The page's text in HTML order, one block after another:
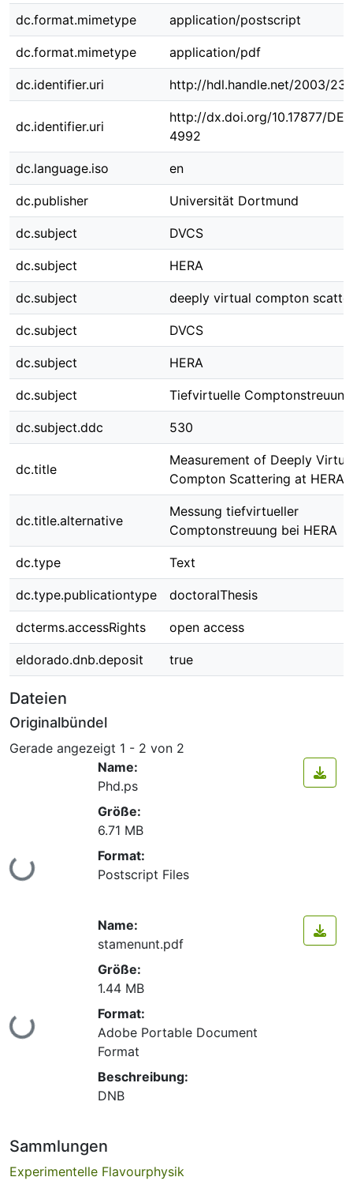
dc.format.mimetype application/postscript
dc.format.mimetype application/pdf
dc.identifier.uri http://hdl.handle.net/2003/
dc.identifier.uri
http://dx.doi.org/10.17877/
4992
dc.language.iso en
dc.publisher Universität Dortmund
dc.subject DVCS
dc.subject HERA
dc.subject deeply virtual compton
dc.subject DVCS
dc.subject HERA
dc.subject Tiefvirtuelle Comptonstreuung
dc.subject.ddc 530
dc.title
Measurement of Deeply
Compton Scattering at HERA
dc.title.alternative
Messung tiefvirtueller
Comptonstreuung bei HERA
dc.type Text
dc.type.publicationtype doctoralThesis
dcterms.accessRights open access
eldorado.dnb.deposit true
Dateien
Originalbündel
Gerade angezeigt 1 - 2 von 2
Lade...
Name:
Phd.ps
Größe:
6.71 MB
Format:
Postscript Files
Lade...
Name:
stamenunt.pdf
Größe:
1.44 MB
Format:
Adobe Portable Document
Format
Beschreibung:
DNB
Sammlungen
Experimentelle Flavourphysik